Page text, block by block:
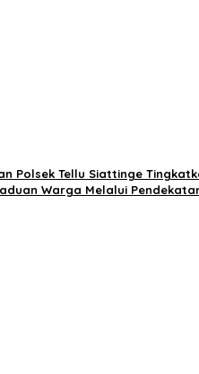
Polsek Tellu Siattinge
Warga Melalui